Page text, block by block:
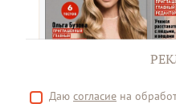
Даю согласие на